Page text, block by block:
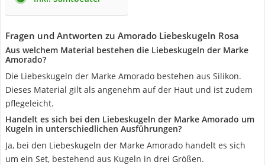
Fragen und Antworten zu Amorado Liebeskugeln Rosa
Aus welchem Material bestehen die Liebeskugeln der Marke
Amorado?
Die Liebeskugeln der Marke Amorado bestehen aus Silikon.
Dieses Material gilt als angenehm auf der Haut und ist zudem
pflegeleicht.
Handelt es sich bei den Liebeskugeln der Marke Amorado um
Kugeln in unterschiedlichen Ausführungen?
Ja, bei den Liebeskugeln der Marke Amorado handelt es sich
um ein Set, bestehend aus Kugeln in drei Größen.